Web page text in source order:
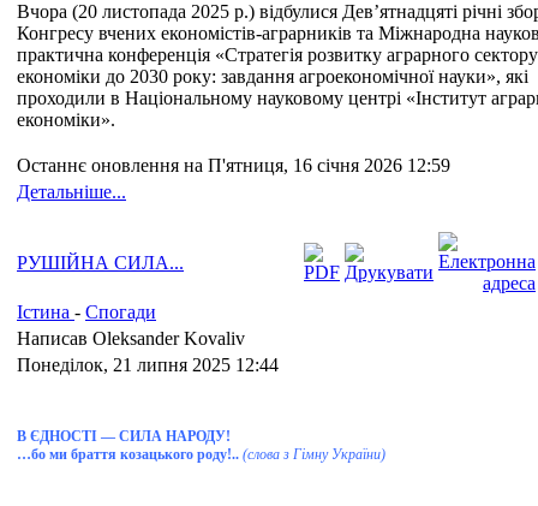
Вчора (20 листопада 2025 р.) відбулися Дев’ятнадцяті річні
Конгресу вчених економістів-аграрників та Міжнародна
практична конференція «Стратегія розвитку аграрного сектору
економіки до 2030 року: завдання агроекономічної науки», які
проходили в Національному науковому центрі «Інститут
економіки».
Останнє оновлення на П'ятниця, 16 січня 2026 12:59
Детальніше...
РУШІЙНА СИЛА...
Істина - Спогади
Написав Oleksander Kovaliv
Понеділок, 21 липня 2025 12:44
В ЄДНОСТІ — СИЛА НАРОДУ!
…бо ми браття козацького роду!.. (слова з Гімну України)